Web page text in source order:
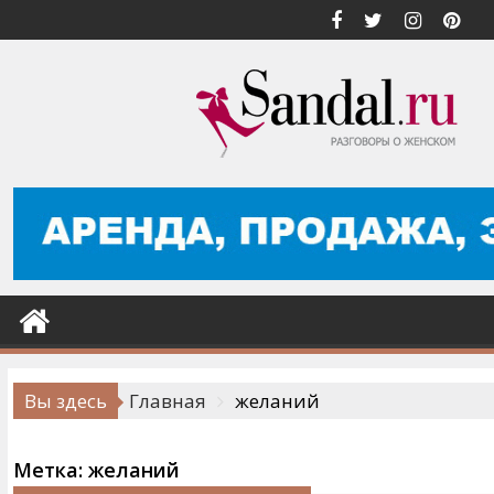
к
Вы здесь Главная желаний
Метка: желаний